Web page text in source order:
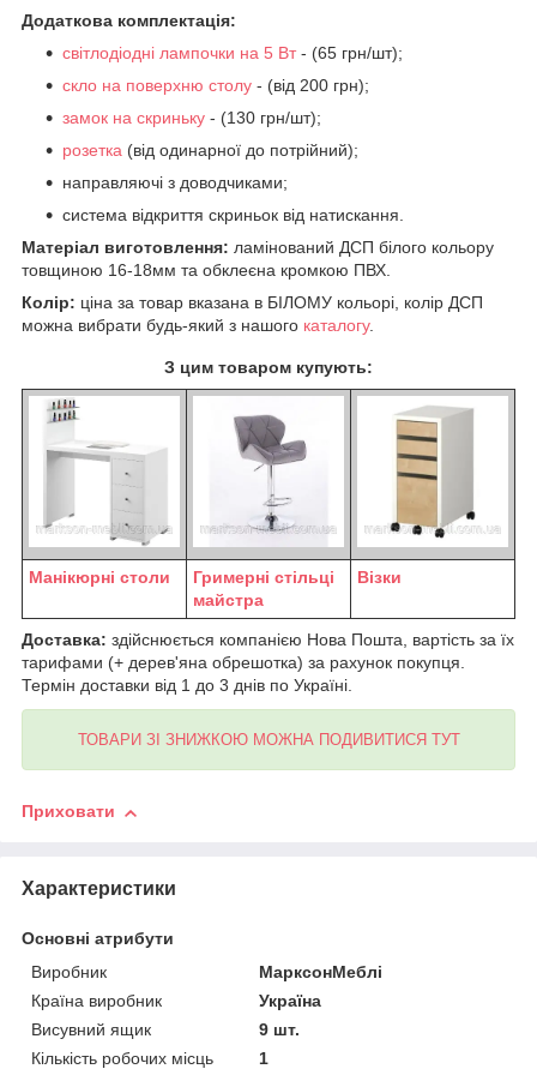
Додаткова комплектація:
світлодіодні лампочки на 5 Вт- (65 грн/шт);
скло на поверхню столу - (від 200 грн);
замок на скриньку - (130 грн/шт);
розетка (від одинарної до потрійний);
направляючі з доводчиками;
система відкриття скриньок від натискання.
Матеріал виготовлення: ламінований ДСП білого кольору
товщиною 16-18мм та обклеєна кромкою ПВХ.
Колір: ціна за товар вказана в БІЛОМУ кольорі, колір ДСП
можна вибрати будь-який з нашого каталогу.
З цим товаром купують:
Манікюрні столи
Гримерні стільці
майстра
Візки
Доставка: здійснюється компанією Нова Пошта, вартість за їх
тарифами (+ дерев'яна обрешотка) за рахунок покупця.
Термін доставки від 1 до 3 днів по Україні.
ТОВАРИ ЗІ ЗНИЖКОЮ МОЖНА ПОДИВИТИСЯ ТУТ
Приховати
Характеристики
Основні атрибути
Виробник
МарксонМеблі
Країна виробник
Україна
Висувний ящик
9 шт.
Кількість робочих місць
1